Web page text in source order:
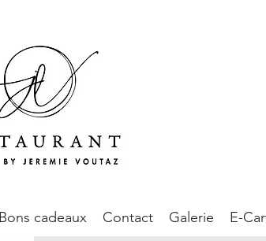
Bons cadeaux Contact Galerie E-